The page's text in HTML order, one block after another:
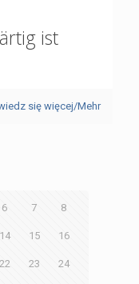
ist
się więcej/Mehr
6 7 8
14 15 16
22 23 24